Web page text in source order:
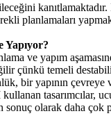
planlamaları
Yapıyor?
ve yapım
çünkü temeli
bir yapının
tasarımcılar,
olarak daha çok